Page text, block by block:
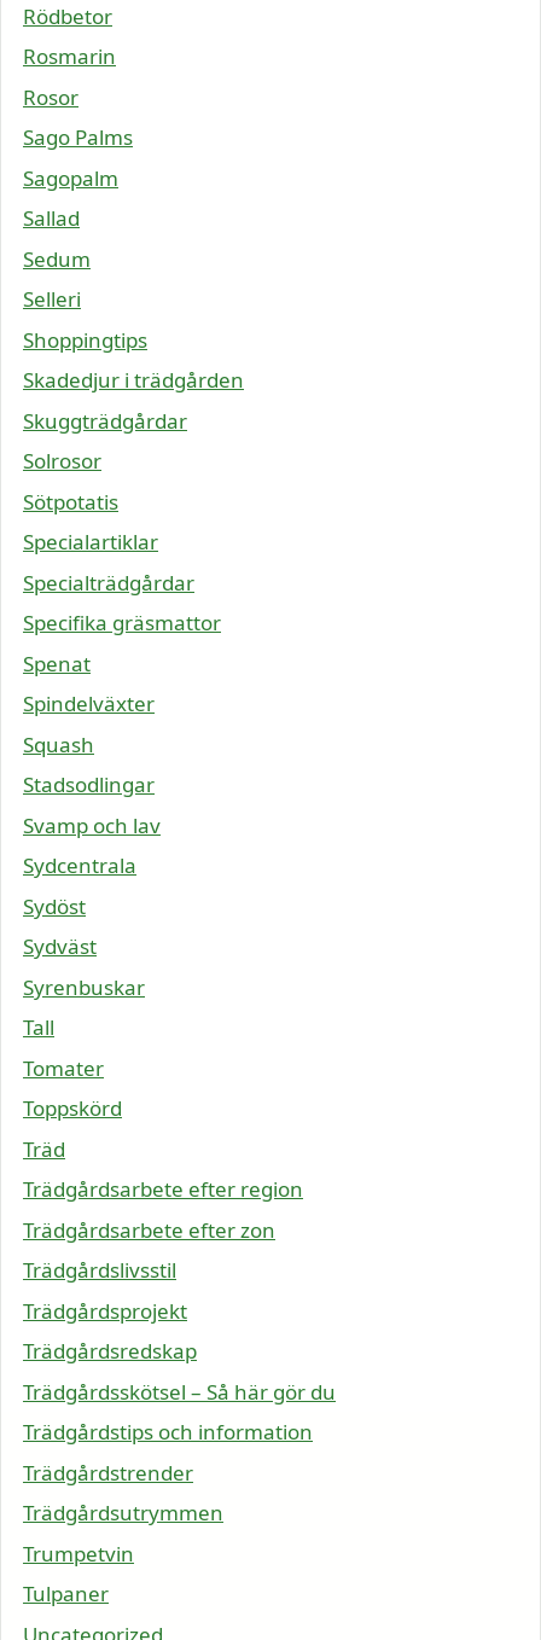
Rödbetor
Rosmarin
Rosor
Sago Palms
Sagopalm
Sallad
Sedum
Selleri
Shoppingtips
Skadedjur i trädgården
Skuggträdgårdar
Solrosor
Sötpotatis
Specialartiklar
Specialträdgårdar
Specifika gräsmattor
Spenat
Spindelväxter
Squash
Stadsodlingar
Svamp och lav
Sydcentrala
Sydöst
Sydväst
Syrenbuskar
Tall
Tomater
Toppskörd
Träd
Trädgårdsarbete efter region
Trädgårdsarbete efter zon
Trädgårdslivsstil
Trädgårdsprojekt
Trädgårdsredskap
Trädgårdsskötsel – Så här gör du
Trädgårdstips och information
Trädgårdstrender
Trädgårdsutrymmen
Trumpetvin
Tulpaner
Uncategorized